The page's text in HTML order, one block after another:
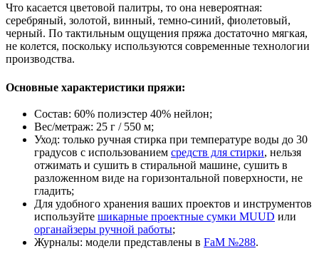
Что касается цветовой палитры, то она невероятная:
серебряный, золотой, винный, темно-синий, фиолетовый,
черный. По тактильным ощущения пряжа достаточно мягкая,
не колется, поскольку используются современные технологии
производства.
Основные характеристики пряжи:
Состав: 60% полиэстер 40% нейлон;
Вес/метраж: 25 г / 550 м;
Уход: только ручная стирка при температуре воды до 30
градусов с использованием средств для стирки, нельзя
отжимать и сушить в стиральной машине, сушить в
разложенном виде на горизонтальной поверхности, не
гладить;
Для удобного хранения ваших проектов и инструментов
используйте шикарные проектные сумки MUUD или
органайзеры ручной работы;
Журналы: модели представлены в FaM №288.